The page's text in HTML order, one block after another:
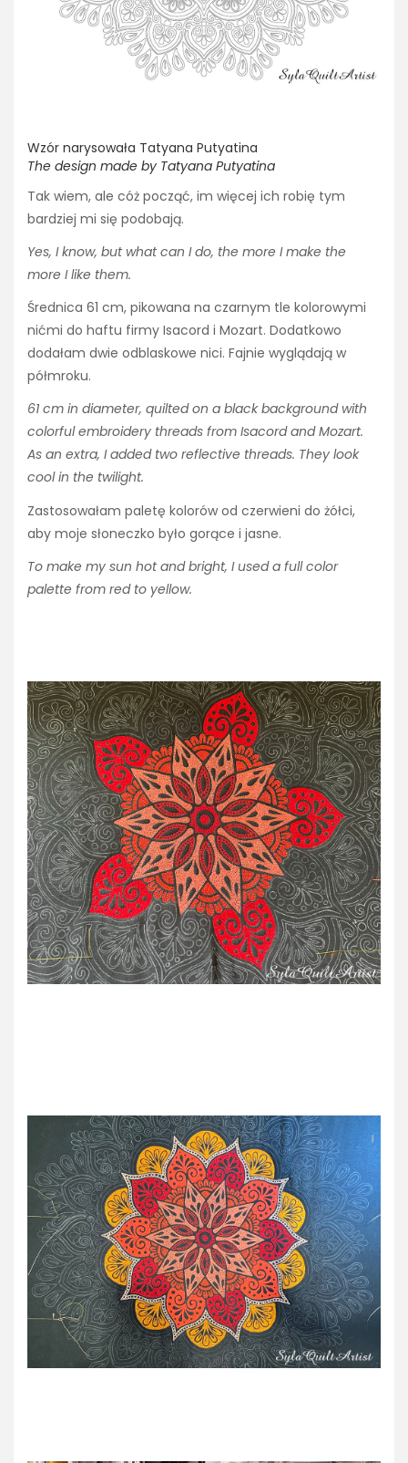
Wzór narysowała Tatyana Putyatina
The design made by Tatyana Putyatina
Tak wiem, ale cóż począć, im więcej ich robię tym
bardziej mi się podobają.
Yes, I know, but what can I do, the more I make the
more I like them.
Średnica 61 cm, pikowana na czarnym tle kolorowymi
nićmi do haftu firmy Isacord i Mozart. Dodatkowo
dodałam dwie odblaskowe nici. Fajnie wyglądają w
półmroku.
61 cm in diameter, quilted on a black background with
colorful embroidery threads from Isacord and Mozart.
As an extra, I added two reflective threads. They look
cool in the twilight.
Zastosowałam paletę kolorów od czerwieni do żółci,
aby moje słoneczko było gorące i jasne.
To make my sun hot and bright, I used a full color
palette from red to yellow.